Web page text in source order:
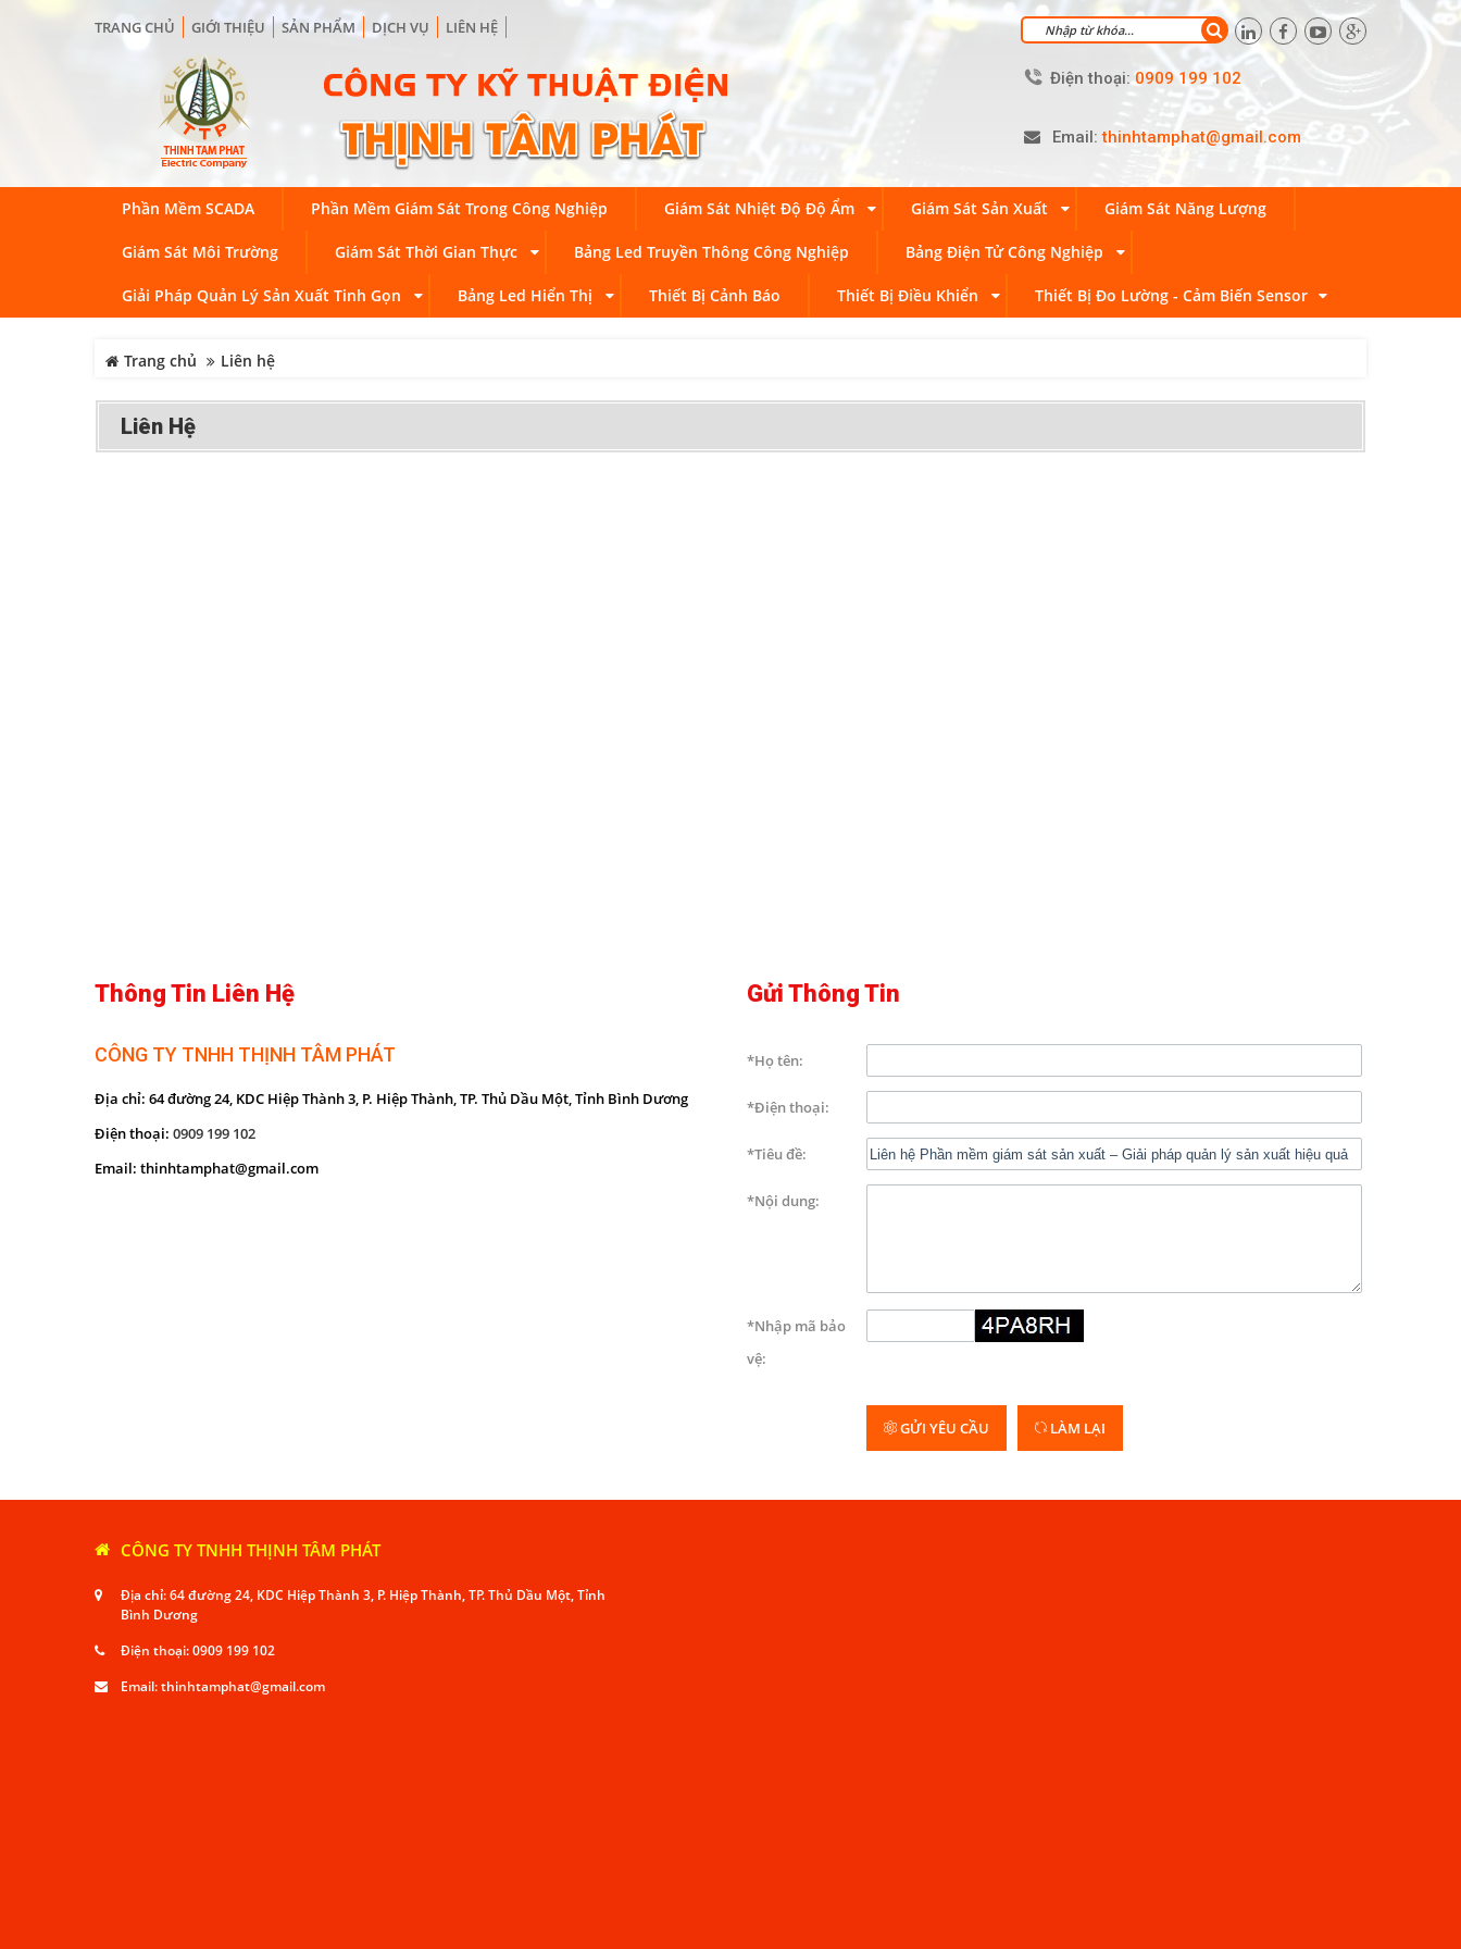
TRANG CHỦ GIỚI THIỆU SẢN PHẨM DỊCH VỤ LIÊN HỆ
Điện thoại:0909 199 102
Email: thinhtamphat@gmail.com
Phần Mềm SCADA Phần Mềm Giám Sát Trong Công Nghiệp Giám Sát Nhiệt Độ Độ Ẩm Giám Sát Sản Xuất Giám Sát Năng Lượng
Giám Sát Môi Trường Giám Sát Thời Gian Thực Bảng Led Truyền Thông Công Nghiệp Bảng Điện Tử Công Nghiệp
Giải Pháp Quản Lý Sản Xuất Tinh Gọn Bảng Led Hiển Thị Thiết Bị Cảnh Báo Thiết Bị Điều Khiển Thiết Bị Đo Lường - Cảm Biến Sensor
Trang chủ Liên hệ
Liên Hệ
Thông Tin Liên Hệ
CÔNG TY TNHH THỊNH TÂM PHÁT
Địa chỉ: 64 đường 24, KDC Hiệp Thành 3, P. Hiệp Thành, TP. Thủ Dầu Một, Tỉnh Bình Dương
Điện thoại: 0909 199 102
Email: thinhtamphat@gmail.com
Gửi Thông Tin
*Họ tên:
*Điện thoại:
*Tiêu đề:
*Nội dung:
*Nhập mã bảo
vệ:
GỬI YÊU CẦU LÀM LẠI
CÔNG TY TNHH THỊNH TÂM PHÁT
Địa chỉ: 64 đường 24, KDC Hiệp Thành 3, P. Hiệp Thành, TP. Thủ Dầu Một, Tỉnh
Bình Dương
Điện thoại:0909 199 102
Email:thinhtamphat@gmail.com